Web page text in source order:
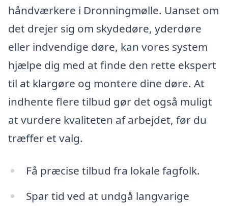
håndværkere i Dronningmølle. Uanset om
det drejer sig om skydedøre, yderdøre
eller indvendige døre, kan vores system
hjælpe dig med at finde den rette ekspert
til at klargøre og montere dine døre. At
indhente flere tilbud gør det også muligt
at vurdere kvaliteten af arbejdet, før du
træffer et valg.
Få præcise tilbud fra lokale fagfolk.
Spar tid ved at undgå langvarige